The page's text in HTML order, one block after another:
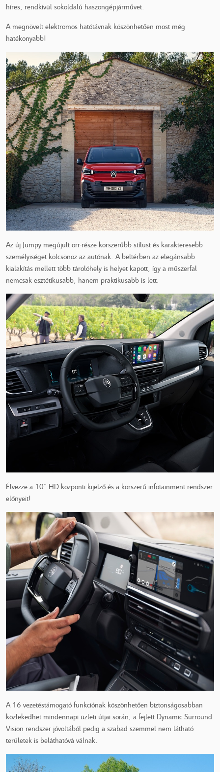
híres, rendkívül sokoldalú haszongépjárművet.
A megnövelt elektromos hatótávnak köszönhetően most még
hatékonyabb!
Az új Jumpy megújult orr-része korszerűbb stílust és karakteresebb
személyiséget kölcsönöz az autónak. A beltérben az elegánsabb
kialakítás mellett több tárolóhely is helyet kapott, így a műszerfal
nemcsak esztétikusabb, hanem praktikusabb is lett.
Élvezze a 10” HD központi kijelző és a korszerű infotainment rendszer
előnyeit!
A 16 vezetéstámogató funkciónak köszönhetően biztonságosabban
közlekedhet mindennapi üzleti útjai során, a fejlett Dynamic Surround
Vision rendszer jóvoltából pedig a szabad szemmel nem látható
területek is beláthatóvá válnak.